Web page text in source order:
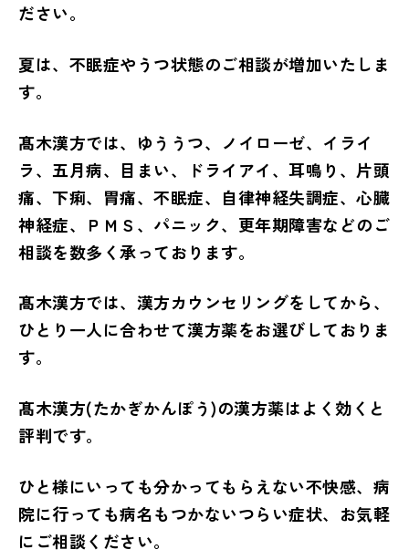
ださい。
夏は、不眠症やうつ状態のご相談が増加いたしま
す。
髙木漢方では、ゆううつ、ノイローゼ、イライ
ラ、五月病、目まい、ドライアイ、耳鳴り、片頭
痛、下痢、胃痛、不眠症、自律神経失調症、心臓
神経症、ＰＭＳ、パニック、更年期障害などのご
相談を数多く承っております。
髙木漢方では、漢方カウンセリングをしてから、
ひとり一人に合わせて漢方薬をお選びしておりま
す。
髙木漢方(たかぎかんぽう)の漢方薬はよく効くと
評判です。
ひと様にいっても分かってもらえない不快感、病
院に行っても病名もつかないつらい症状、お気軽
にご相談ください。